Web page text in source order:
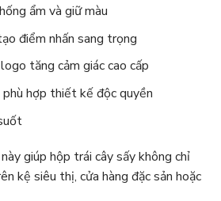
ẩm và giữ màu
điểm nhấn sang trọng
tăng cảm giác cao cấp
hợp thiết kế độc quyền
giúp hộp trái cây sấy không chỉ
kệ siêu thị, cửa hàng đặc sản hoặc